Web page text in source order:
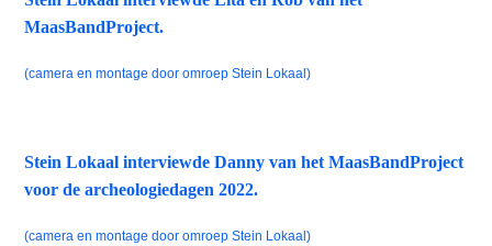
MaasBandProject.
(camera en montage door omroep Stein Lokaal)
Stein Lokaal interviewde Danny van het MaasBandProject
voor de archeologiedagen 2022.
(camera en montage door omroep Stein Lokaal)